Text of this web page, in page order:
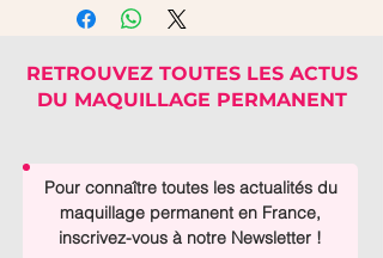
RETROUVEZ TOUTES LES ACTUS
DU MAQUILLAGE PERMANENT
Pour connaître toutes les actualités du
maquillage permanent en France,
inscrivez-vous à notre Newsletter !